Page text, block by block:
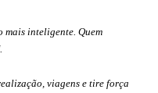
mais inteligente. Quem
viagens e tire força